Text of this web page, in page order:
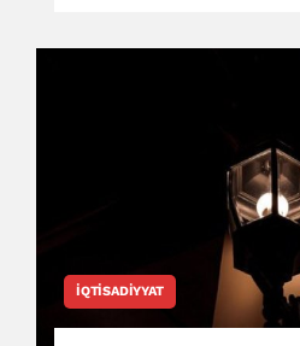
İQTISADIYYAT